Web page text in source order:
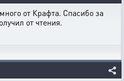
от Крафта. Спасибо за
от чтения.